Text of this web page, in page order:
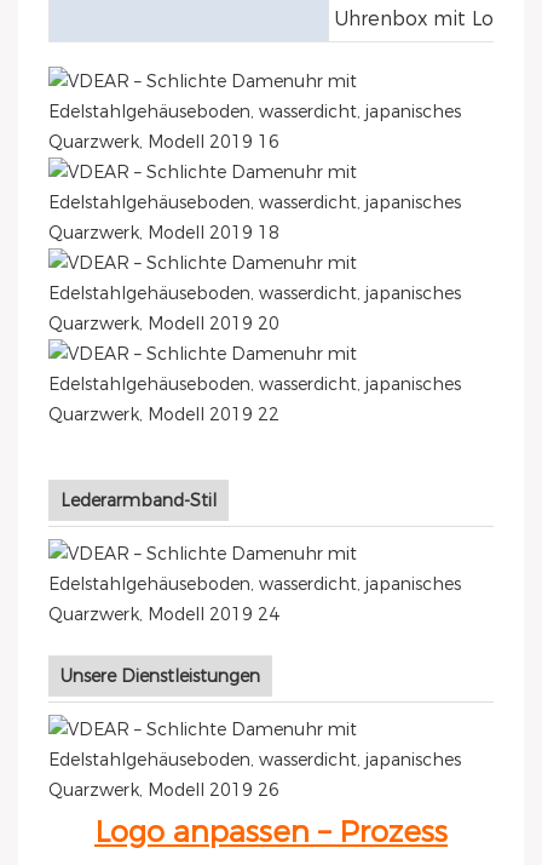
Uhrenbox mit Logo
Lederarmband-Stil
Unsere Dienstleistungen
Logo anpassen – Prozess